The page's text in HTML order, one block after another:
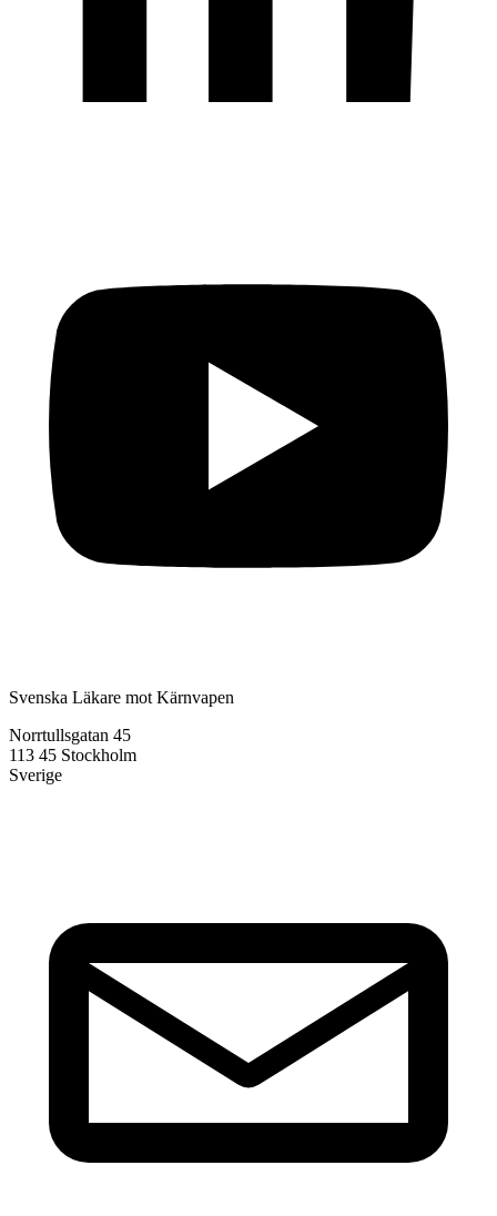
Svenska Läkare mot Kärnvapen
Norrtullsgatan 45
113 45 Stockholm
Sverige